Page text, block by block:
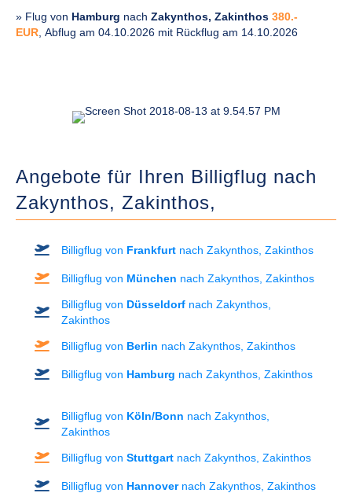
» Flug von Hamburg nach Zakynthos, Zakinthos 380.-
EUR , Abflug am 04.10.2026 mit Rückflug am 14.10.2026
Angebote für Ihren Billigflug nach
Zakynthos, Zakinthos,
Billigflug von Frankfurt nach Zakynthos, Zakinthos
Billigflug von München nach Zakynthos, Zakinthos
Billigflug von Düsseldorf nach Zakynthos,
Zakinthos
Billigflug von Berlin nach Zakynthos, Zakinthos
Billigflug von Hamburg nach Zakynthos, Zakinthos
Billigflug von Köln/Bonn nach Zakynthos,
Zakinthos
Billigflug von Stuttgart nach Zakynthos, Zakinthos
Billigflug von Hannovernach Zakynthos, Zakinthos